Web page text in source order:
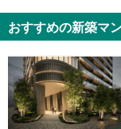
三井住友海上駿河台新館
ク、お茶の水小学校
・１番線ホーム上
その他
【ＪＲ】
・点字運賃表
・ＡＥＤ
知
を
け
取
る
・
おすすめの新築マ